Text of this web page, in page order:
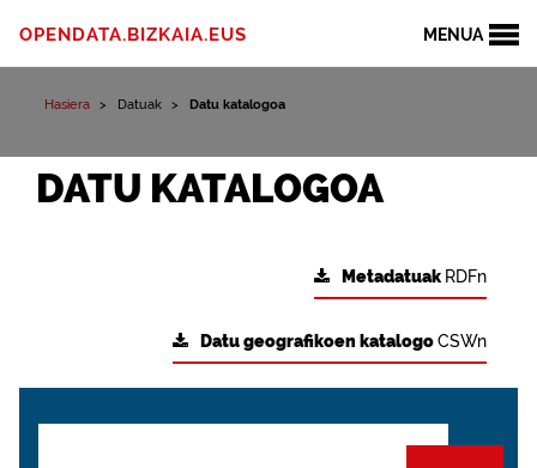
MENUA
OPENDATA.BIZKAIA.EUS
Hasiera Datuak Datu katalogoa
DATU KATALOGOA
Metadatuak RDFn
Datu geografikoen katalogoCSWn